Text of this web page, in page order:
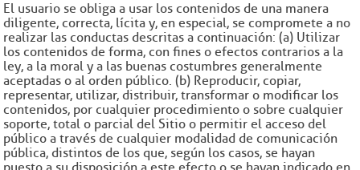
El usuario se obliga a usar los contenidos de una manera
diligente, correcta, lícita y, en especial, se compromete a no
realizar las conductas descritas a continuación: (a) Utilizar
los contenidos de forma, con fines o efectos contrarios a la
ley, a la moral y a las buenas costumbres generalmente
aceptadas o al orden público. (b) Reproducir, copiar,
representar, utilizar, distribuir, transformar o modificar los
contenidos, por cualquier procedimiento o sobre cualquier
soporte, total o parcial del Sitio o permitir el acceso del
público a través de cualquier modalidad de comunicación
pública, distintos de los que, según los casos, se hayan